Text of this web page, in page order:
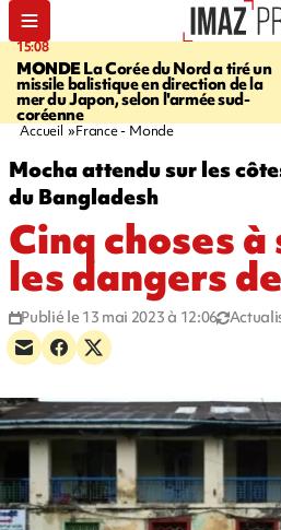
15:08
MONDELa Corée du Nord a tiré un
missile balistique en direction de la
mer du Japon, selon l'armée sud-
coréenne
Accueil France - Monde
Mocha attendu sur les
du Bangladesh
Cinq choses
les dangers
Publié le 13 mai 2023 à 12:06